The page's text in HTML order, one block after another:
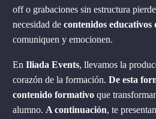
off o grabaciones sin estructura
necesidad de contenidos educativos
comuniquen y emocionen.
En Iliada Events, llevamos la
corazón de la formación. De esta
contenido formativo que
alumno. A continuación, te